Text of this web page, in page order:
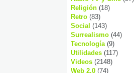
Religión (18)
Retro (83)
Social (143)
Surrealismo (44)
Tecnología (9)
Utilidades (117)
Videos (2148)
Web 2.0 (74)